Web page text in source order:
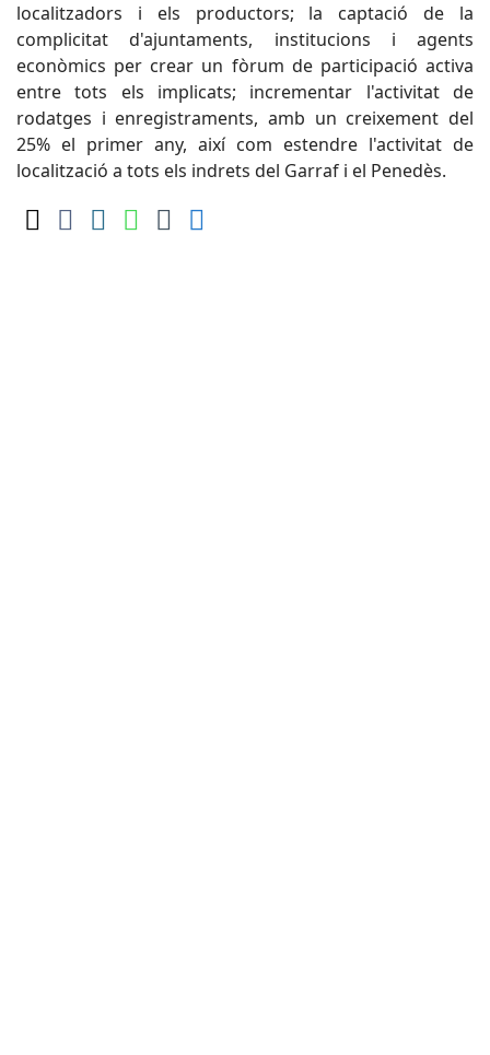
localitzadors i els productors; la captació de la
complicitat d'ajuntaments, institucions i agents
econòmics per crear un fòrum de participació activa
entre tots els implicats; incrementar l'activitat de
rodatges i enregistraments, amb un creixement del
25% el primer any, així com estendre l'activitat de
localització a tots els indrets del Garraf i el Penedès.